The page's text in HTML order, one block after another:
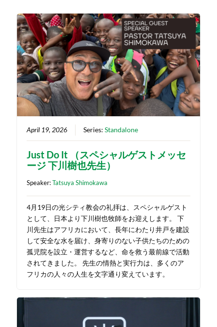
April 19, 2026 Series:Standalone
Just Do It （スペシャルゲストメッセ
ージ 下川樹也先生）
Speaker:Tatsuya Shimokawa
4月19日の光シティ教会の礼拝は、スペシャルゲスト
として、日本より下川樹也牧師をお迎えします。 下
川先生はアフリカにおいて、長年にわたり井戸を建設
して安全な水を届け、身寄りのない子供たちのための
孤児院を設立・運営するなど、命を救う最前線で活動
されてきました。 先生の情熱と実行力は、多くのア
フリカの人々の人生を文字通り変えています。